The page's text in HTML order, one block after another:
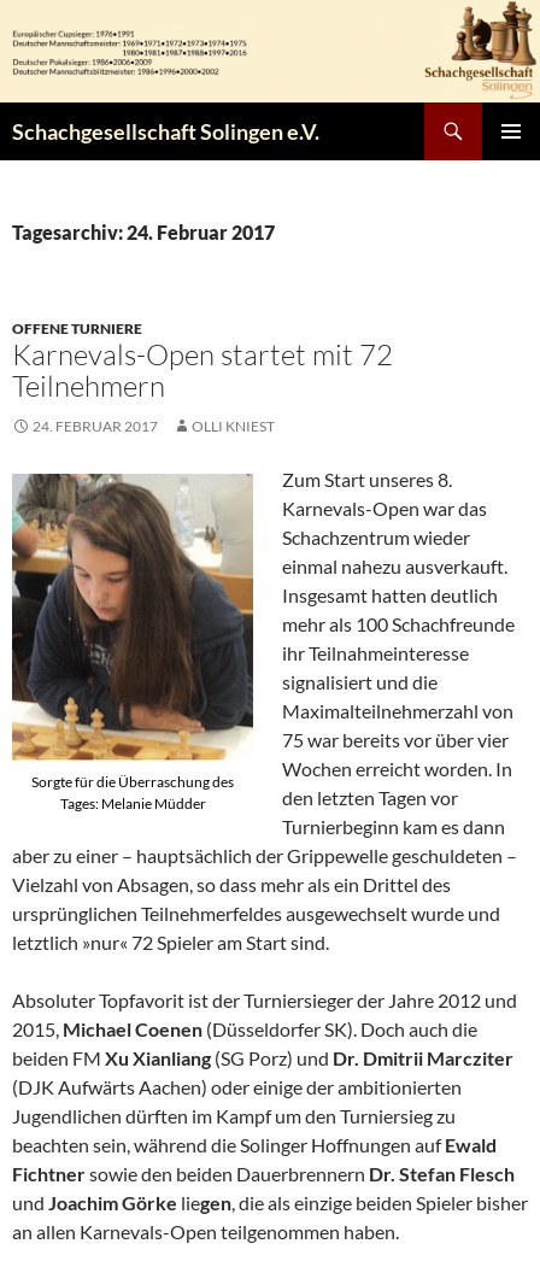
Inhalt
springen
Schachgesellschaft Solingen e.V.
Tagesarchiv: 24. Februar 2017
OFFENE TURNIERE
Karnevals-Open startet mit 72
Teilnehmern
24. FEBRUAR 2017 OLLI KNIEST
Sorgte für die Überraschung des
Tages: Melanie Müdder
Zum Start unseres 8.
Karnevals-Open war das
Schachzentrum wieder
einmal nahezu ausverkauft.
Insgesamt hatten deutlich
mehr als 100 Schachfreunde
ihr Teilnahmeinteresse
signalisiert und die
Maximalteilnehmerzahl von
75 war bereits vor über vier
Wochen erreicht worden. In
den letzten Tagen vor
Turnierbeginn kam es dann
aber zu einer – hauptsächlich der Grippewelle geschuldeten –
Vielzahl von Absagen, so dass mehr als ein Drittel des
ursprünglichen Teilnehmerfeldes ausgewechselt wurde und
letztlich »nur« 72 Spieler am Start sind.
Absoluter Topfavorit ist der Turniersieger der Jahre 2012 und
2015, Michael Coenen (Düsseldorfer SK). Doch auch die
beiden FM Xu Xianliang (SG Porz) und Dr. Dmitrii Marcziter
(DJK Aufwärts Aachen) oder einige der ambitionierten
Jugendlichen dürften im Kampf um den Turniersieg zu
beachten sein, während die Solinger Hoffnungen aufEwald
Fichtnersowie den beiden Dauerbrennern Dr. Stefan Flesch
und Joachim Görke liegen, die als einzige beiden Spieler bisher
an allen Karnevals-Open teilgenommen haben.